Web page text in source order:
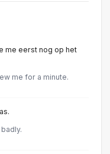
me eerst nog op het
me for a minute.